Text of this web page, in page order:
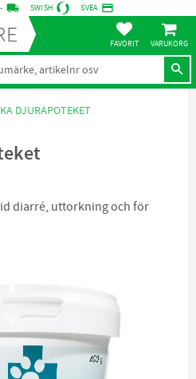
local_shipping SWISH SVEA credit_card
FAVORITER
DJURAPOTEKET
diarré, uttorkning och för